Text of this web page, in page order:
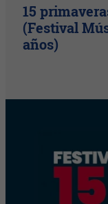
15
(Festival
años)